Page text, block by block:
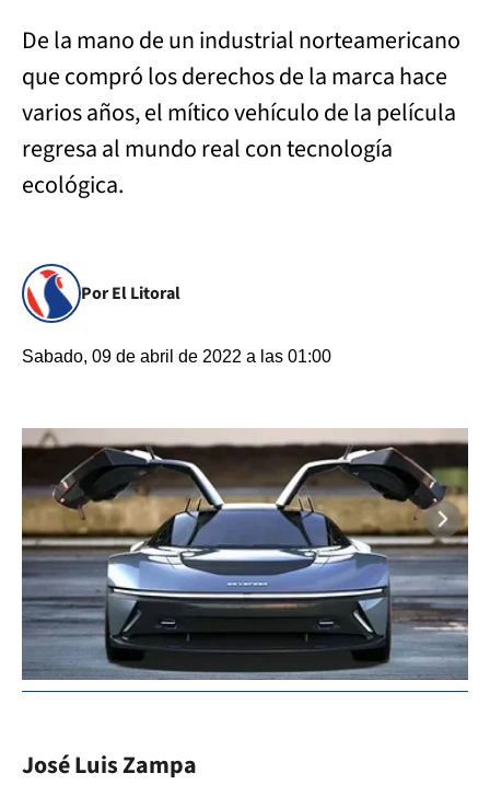
De la mano de un industrial norteamericano
que compró los derechos de la marca hace
varios años, el mítico vehículo de la película
regresa al mundo real con tecnología
ecológica.
Por El Litoral
Sabado, 09 de abril de 2022 a las 01:00
José Luis Zampa